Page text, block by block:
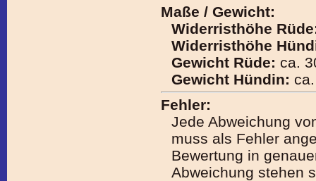
Maße / Gewicht:
Widerristhöhe
Widerristhöhe
Gewicht Rüde: ca.
Gewicht Hündin:
Fehler:
Jede Abweichung
muss als Fehler
Bewertung in
Abweichung stehen